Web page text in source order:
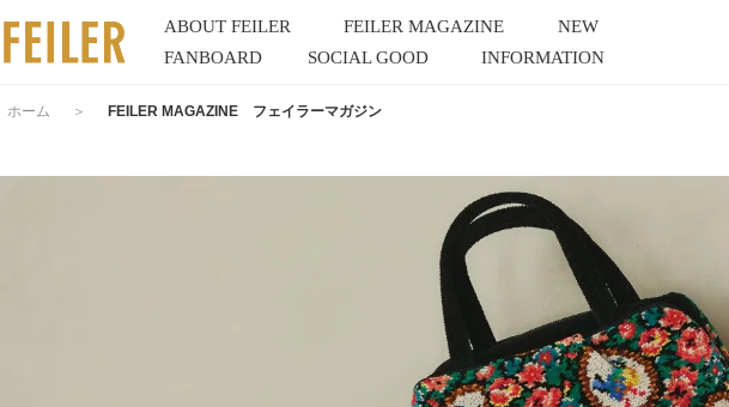
ABOUT FEILER FEILER MAGAZINE
NEW
FANBOARD
SOCIAL GOOD INFORMATION
ホーム ＞ FEILER MAGAZINE フェイラーマガジン